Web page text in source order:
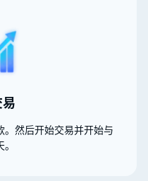
然后开始交易并开始与